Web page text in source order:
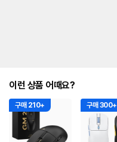
이런 상품 어때요?
구매 210+ 구매 300+